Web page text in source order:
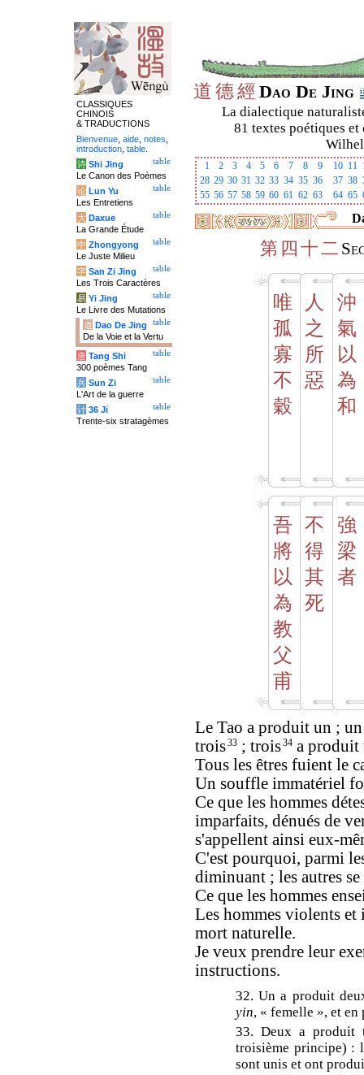
道 德經 Dao De Jing
La dialectique
81 textes poétiques
1 2 3 4 5 6 7 8 9 10 11
28 29 30 31 32 33 34 35 36 37 38
55 56 57 58 59 60 61 62 63 64 65
第 四 十二
唯
孤
寡
不
穀
人
之
所
惡
沖
氣
以
為
和
吾
將
以
為
教
父
甫
不
得
其
死
強
梁
者
Le Tao a produit un ;
trois33 ; trois34 a produit
Tous les êtres fuient le
Un souffle immatériel
Ce que les hommes
imparfaits, dénués de
s'appellent ainsi eux-
C'est pourquoi, parmi
diminuant ; les autres
Ce que les hommes
Les hommes violents
mort naturelle.
Je veux prendre leur
instructions.
32. Un a produit
yin, « femelle », et
33. Deux a produit
troisième principe) :
sont unis et ont
CLASSIQUES
CHINOIS
& TRADUCTIONS
Bienvenue aide notes
introduction table
table
诗 Shi Jing
Le Canon des Poèmes
table
论 Lun Yu
Les Entretiens
table
大 Daxue
La Grande Étude
table
中 Zhongyong
Le Juste Milieu
table
字 San Zi Jing
Les Trois Caractères
table
易 Yi Jing
Le Livre des Mutations
table
道 Dao De Jing
De la Voie et la Vertu
table
唐 Tang Shi
300 poèmes Tang
table
兵 Sun Zi
L'Art de la guerre
table
计 36 Ji
Trente-six stratagèmes